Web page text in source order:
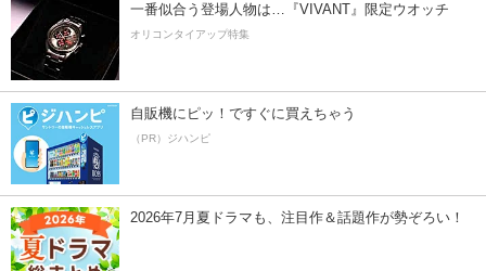
一番似合う登場人物は…『VIVANT』限定ウオッチ
オリコンタイアップ特集
自販機にピッ！ですぐに買えちゃう
（PR）ジハンピ
2026年7月夏ドラマも、注目作＆話題作が勢ぞろい！